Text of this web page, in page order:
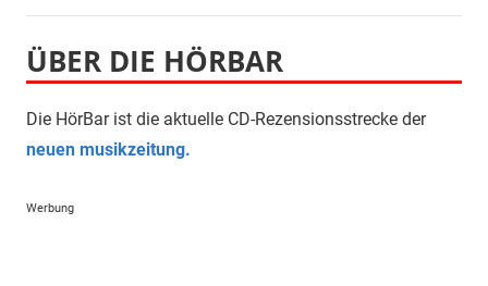
ÜBER DIE HÖRBAR
Die HörBar ist die aktuelle CD-Rezensionsstrecke der
neuen musikzeitung.
Werbung